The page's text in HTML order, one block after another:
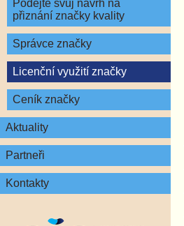
Podejte svůj návrh na
přiznání značky kvality
Správce značky
Licenční využití značky
Ceník značky
Aktuality
Partneři
Kontakty